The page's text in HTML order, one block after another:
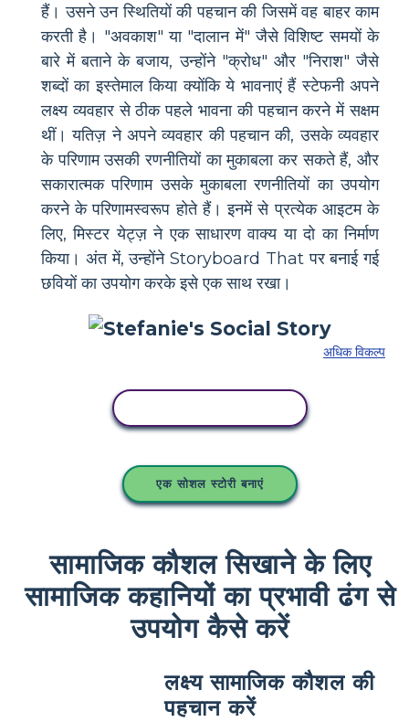
हैं। उसने उन स्थितियों की पहचान की जिसमें वह बाहर काम
करती है। "अवकाश" या "दालान में" जैसे विशिष्ट समयों के
बारे में बताने के बजाय, उन्होंने "क्रोध" और "निराश" जैसे
शब्दों का इस्तेमाल किया क्योंकि ये भावनाएं हैं स्टेफनी अपने
लक्ष्य व्यवहार से ठीक पहले भावना की पहचान करने में सक्षम
थीं। यतिज़ ने अपने व्यवहार की पहचान की, उसके व्यवहार
के परिणाम उसकी रणनीतियों का मुकाबला कर सकते हैं, और
सकारात्मक परिणाम उसके मुकाबला रणनीतियों का उपयोग
करने के परिणामस्वरूप होते हैं। इनमें से प्रत्येक आइटम के
लिए, मिस्टर येट्ज़ ने एक साधारण वाक्य या दो का निर्माण
किया। अंत में, उन्होंने Storyboard That पर बनाई गई
छवियों का उपयोग करके इसे एक साथ रखा।
अधिक विकल्प
एक सोशल स्टोरी बनाएं
सामाजिक कौशल सिखाने के लिए
सामाजिक कहानियों का प्रभावी ढंग से
उपयोग कैसे करें
लक्ष्य सामाजिक कौशल की
पहचान करें